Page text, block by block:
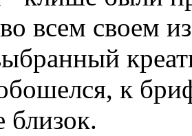
всем своем
к
близок.